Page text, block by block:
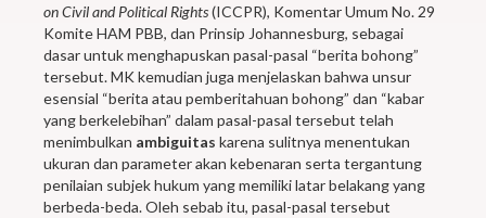
on Civil and Political Rights(ICCPR), Komentar Umum No. 29
Komite HAM PBB, dan Prinsip Johannesburg, sebagai
dasar untuk menghapuskan pasal-pasal “berita bohong”
tersebut. MK kemudian juga menjelaskan bahwa unsur
esensial “berita atau pemberitahuan bohong” dan “kabar
yang berkelebihan” dalam pasal-pasal tersebut telah
menimbulkan ambiguitas karena sulitnya menentukan
ukuran dan parameter akan kebenaran serta tergantung
penilaian subjek hukum yang memiliki latar belakang yang
berbeda-beda. Oleh sebab itu, pasal-pasal tersebut